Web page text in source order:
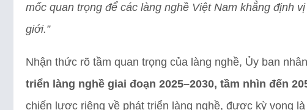
mốc quan trọng để các làng nghề Việt Nam khẳng định
giới.”
Nhận thức rõ tầm quan trọng của làng nghề, Ủy ban
triển làng nghề giai đoạn 2025–2030, tầm nhìn đến
chiến lược riêng về phát triển làng nghề, được kỳ vọng